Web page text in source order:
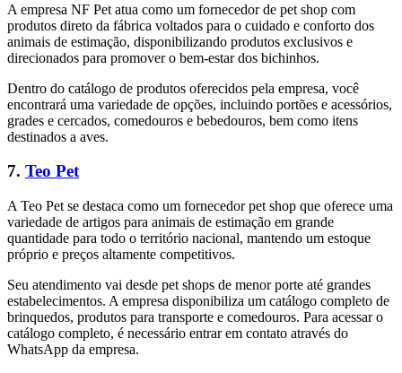
A empresa NF Pet atua como um fornecedor de pet shop com
produtos direto da fábrica voltados para o cuidado e conforto dos
animais de estimação, disponibilizando produtos exclusivos e
direcionados para promover o bem-estar dos bichinhos.
Dentro do catálogo de produtos oferecidos pela empresa, você
encontrará uma variedade de opções, incluindo portões e acessórios,
grades e cercados, comedouros e bebedouros, bem como itens
destinados a aves.
7. Teo Pet
A Teo Pet se destaca como um fornecedor pet shop que oferece uma
variedade de artigos para animais de estimação em grande
quantidade para todo o território nacional, mantendo um estoque
próprio e preços altamente competitivos.
Seu atendimento vai desde pet shops de menor porte até grandes
estabelecimentos. A empresa disponibiliza um catálogo completo de
brinquedos, produtos para transporte e comedouros. Para acessar o
catálogo completo, é necessário entrar em contato através do
WhatsApp da empresa.